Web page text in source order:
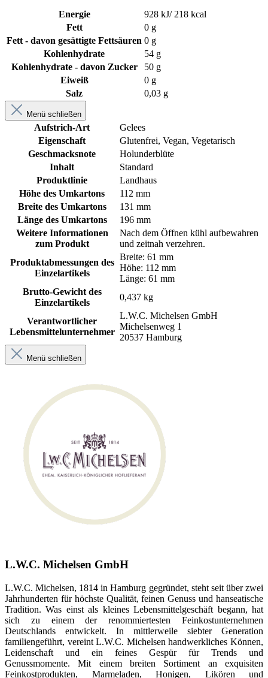
Energie
928 kJ/ 218 kcal
Fett
0 g
Fett - davon gesättigte Fettsäuren 0 g
Kohlenhydrate
54 g
Kohlenhydrate - davon Zucker
50 g
Eiweiß
0 g
Salz
0,03 g
Menü schließen
Aufstrich-Art
Gelees
Eigenschaft
Glutenfrei, Vegan, Vegetarisch
Geschmacksnote
Holunderblüte
Inhalt
Standard
Produktlinie
Landhaus
Höhe des Umkartons
112 mm
Breite des Umkartons
131 mm
Länge des Umkartons
196 mm
Weitere Informationen
zum Produkt
Nach dem Öffnen kühl aufbewahren
und zeitnah verzehren.
Produktabmessungen des
Einzelartikels
Breite: 61 mm
Höhe: 112 mm
Länge: 61 mm
Brutto-Gewicht des
Einzelartikels
0,437 kg
Verantwortlicher
Lebensmittelunternehmer
L.W.C. Michelsen GmbH
Michelsenweg 1
20537 Hamburg
Menü schließen
L.W.C. Michelsen GmbH
L.W.C. Michelsen, 1814 in Hamburg gegründet, steht seit über zwei
Jahrhunderten für höchste Qualität, feinen Genuss und hanseatische
Tradition. Was einst als kleines Lebensmittelgeschäft begann, hat
sich zu einem der renommiertesten Feinkostunternehmen
Deutschlands entwickelt. In mittlerweile siebter Generation
familiengeführt, vereint L.W.C. Michelsen handwerkliches Können,
Leidenschaft und ein feines Gespür für Trends und
Genussmomente. Mit einem breiten Sortiment an exquisiten
Feinkostprodukten, Marmeladen, Honigen, Likören und